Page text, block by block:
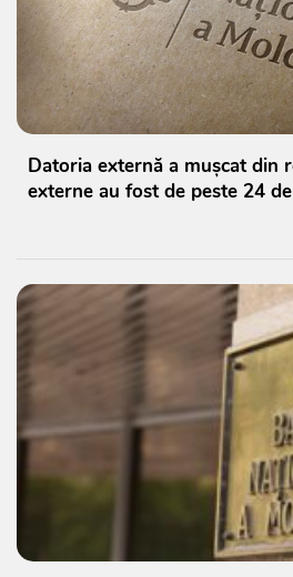
Datoria externă a mușcat din
externe au fost de peste 24